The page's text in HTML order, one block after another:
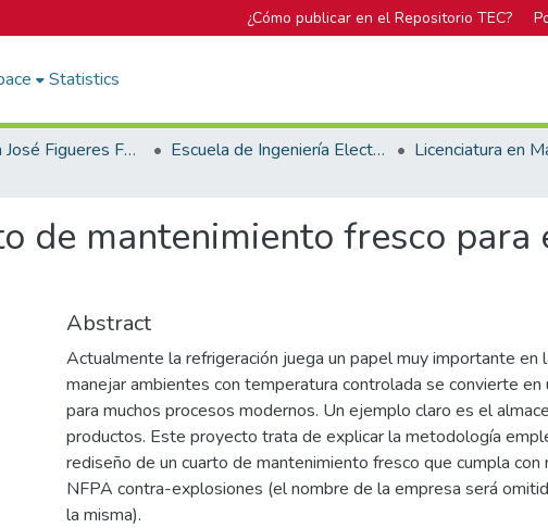
¿Cómo publicar en el Repositorio TEC?
Statistics
Biblioteca José Figueres Ferrer Escuela de Ingeniería Electromecánica
de mantenimiento fresco para
Abstract
Actualmente la refrigeración juega un papel muy importante en
manejar ambientes con temperatura controlada se convierte en
para muchos procesos modernos. Un ejemplo claro es el
productos. Este proyecto trata de explicar la metodología
rediseño de un cuarto de mantenimiento fresco que cumpla con
NFPA contra-explosiones (el nombre de la empresa será
la misma).